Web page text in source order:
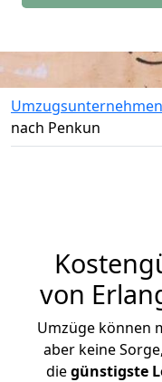
nach Penkun
von
Umzüge können
aber keine
diegünstigste